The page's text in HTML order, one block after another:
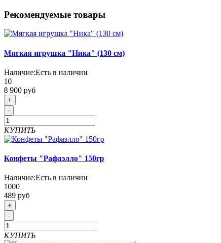
Рекомендуемые товары
Мягкая игрушка "Ника" (130 см)
Наличие:Есть в наличии
10
8 900 руб
+
-
КУПИТЬ
Конфеты "Рафаэлло" 150гр
Наличие:Есть в наличии
1000
489 руб
+
-
КУПИТЬ